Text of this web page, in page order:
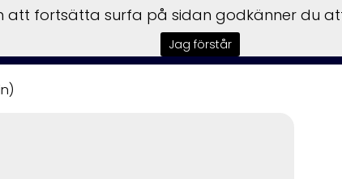
Båttrailer Begagnat
att fortsätta surfa på sidan godkänner du
Jag förstår